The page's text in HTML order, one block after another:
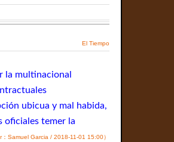
El Tiempo
la multinacional
ubicua y mal habida,
oficiales temer la
：Samuel Garcia / 2018-11-01 15:00）